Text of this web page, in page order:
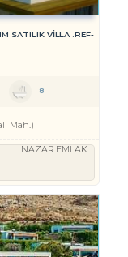
SATILIK VİLLA .REF-
8
Mah.)
NAZAR EMLAK